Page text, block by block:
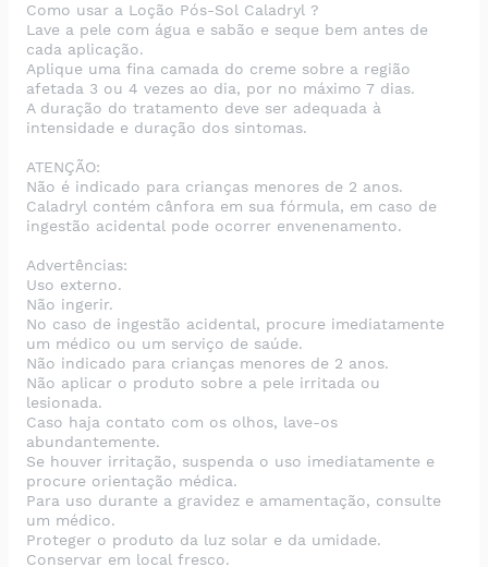
Como usar a Loção Pós-Sol Caladryl ?
Lave a pele com água e sabão e seque bem antes de
cada aplicação.
Aplique uma fina camada do creme sobre a região
afetada 3 ou 4 vezes ao dia, por no máximo 7 dias.
A duração do tratamento deve ser adequada à
intensidade e duração dos sintomas.
ATENÇÃO:
Não é indicado para crianças menores de 2 anos.
Caladryl contém cânfora em sua fórmula, em caso de
ingestão acidental pode ocorrer envenenamento.
Advertências:
Uso externo.
Não ingerir.
No caso de ingestão acidental, procure imediatamente
um médico ou um serviço de saúde.
Não indicado para crianças menores de 2 anos.
Não aplicar o produto sobre a pele irritada ou
lesionada.
Caso haja contato com os olhos, lave-os
abundantemente.
Se houver irritação, suspenda o uso imediatamente e
procure orientação médica.
Para uso durante a gravidez e amamentação, consulte
um médico.
Proteger o produto da luz solar e da umidade.
Conservar em local fresco.